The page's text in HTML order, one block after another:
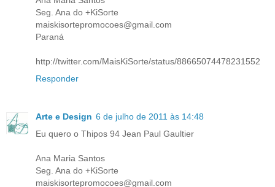
Seg. Ana do +KiSorte
maiskisortepromocoes@gmail.com
Paraná
http://twitter.com/MaisKiSorte/status/88665074478231552
Responder
Arte e Design 6 de julho de 2011 às 14:48
Eu quero o Thipos 94 Jean Paul Gaultier
Ana Maria Santos
Seg. Ana do +KiSorte
maiskisortepromocoes@gmail.com